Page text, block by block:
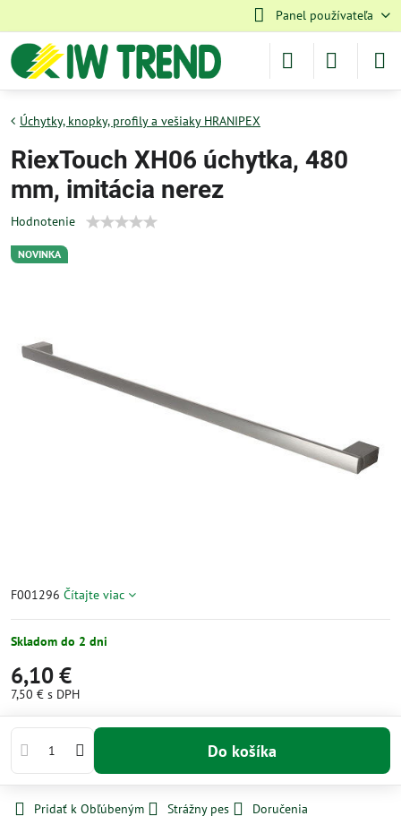
Panel používateľa
NOVINKA
Úchytky, knopky, profily a vešiaky HRANIPEX
RiexTouch XH06 úchytka, 480
mm, imitácia nerez
Hodnotenie
F001296 Čítajte viac
Skladom do 2 dni
6,10 €
7,50 € s DPH
Do košíka
Pridať k Obľúbeným Strážny pes
Doručenia